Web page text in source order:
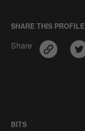
SHARE THIS PROFILE
Share
BITS